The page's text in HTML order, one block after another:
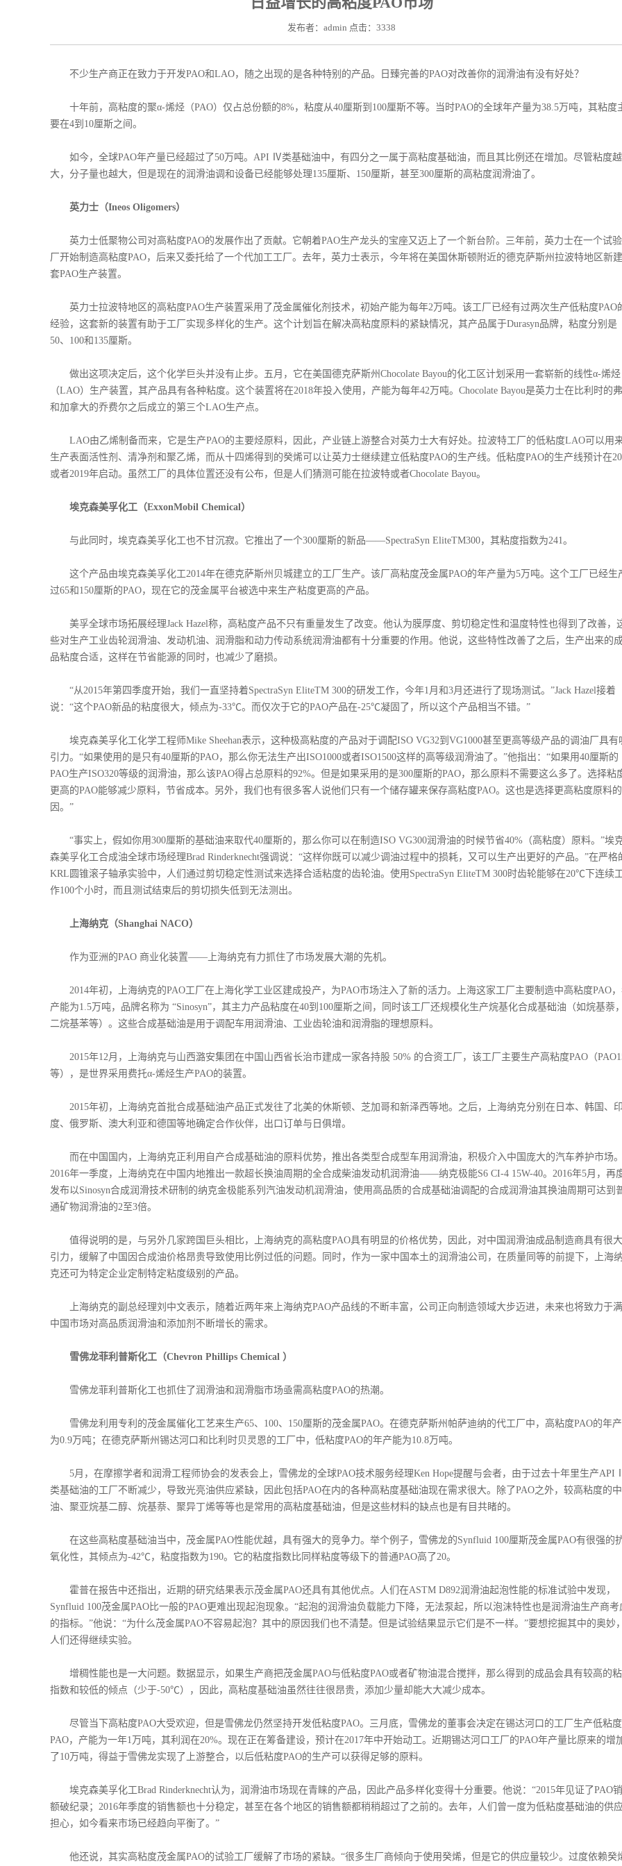
发布者：admin 点击：3338
不少生产商正在致力于开发PAO和LAO，随之出现的是各种特别的产品。日臻完善的PAO对改善你的润滑油有没有好处？
十年前，高粘度的聚α-烯烃（PAO）仅占总份额的8%，粘度从40厘斯到100厘斯不等。当时PAO的全球年产量为38.5万吨，其粘度
要在4到10厘斯之间。
如今，全球PAO年产量已经超过了50万吨。API Ⅳ类基础油中，有四分之一属于高粘度基础油，而且其比例还在增加。尽管粘度越
大，分子量也越大，但是现在的润滑油调和设备已经能够处理135厘斯、150厘斯，甚至300厘斯的高粘度润滑油了。
英力士（Ineos Oligomers）
英力士低聚物公司对高粘度PAO的发展作出了贡献。它朝着PAO生产龙头的宝座又迈上了一个新台阶。三年前，英力士在一个试
厂开始制造高粘度PAO，后来又委托给了一个代加工工厂。去年，英力士表示，今年将在美国休斯顿附近的德克萨斯州拉波特地区新
套PAO生产装置。
英力士拉波特地区的高粘度PAO生产装置采用了茂金属催化剂技术，初始产能为每年2万吨。该工厂已经有过两次生产低粘度PAO
经验，这套新的装置有助于工厂实现多样化的生产。这个计划旨在解决高粘度原料的紧缺情况，其产品属于Durasyn品牌，粘度分别是
50、100和135厘斯。
做出这项决定后，这个化学巨头并没有止步。五月，它在美国德克萨斯州Chocolate Bayou的化工区计划采用一套崭新的线性α-烯烃
（LAO）生产装置，其产品具有各种粘度。这个装置将在2018年投入使用，产能为每年42万吨。Chocolate Bayou是英力士在比利时的
和加拿大的乔费尔之后成立的第三个LAO生产点。
LAO由乙烯制备而来，它是生产PAO的主要烃原料，因此，产业链上游整合对英力士大有好处。拉波特工厂的低粘度LAO可以用
生产表面活性剂、清净剂和聚乙烯，而从十四烯得到的癸烯可以让英力士继续建立低粘度PAO的生产线。低粘度PAO的生产线预计在
或者2019年启动。虽然工厂的具体位置还没有公布，但是人们猜测可能在拉波特或者Chocolate Bayou。
埃克森美孚化工（ExxonMobil Chemical）
与此同时，埃克森美孚化工也不甘沉寂。它推出了一个300厘斯的新品——SpectraSyn EliteTM300，其粘度指数为241。
这个产品由埃克森美孚化工2014年在德克萨斯州贝城建立的工厂生产。该厂高粘度茂金属PAO的年产量为5万吨。这个工厂已经生
过65和150厘斯的PAO，现在它的茂金属平台被选中来生产粘度更高的产品。
美孚全球市场拓展经理Jack Hazel称，高粘度产品不只有重量发生了改变。他认为膜厚度、剪切稳定性和温度特性也得到了改善，
些对生产工业齿轮润滑油、发动机油、润滑脂和动力传动系统润滑油都有十分重要的作用。他说，这些特性改善了之后，生产出来的
品粘度合适，这样在节省能源的同时，也减少了磨损。
“从2015年第四季度开始，我们一直坚持着SpectraSyn EliteTM 300的研发工作，今年1月和3月还进行了现场测试。”Jack Hazel接着
说：“这个PAO新品的粘度很大，倾点为-33℃。而仅次于它的PAO产品在-25℃凝固了，所以这个产品相当不错。”
埃克森美孚化工化学工程师Mike Sheehan表示，这种极高粘度的产品对于调配ISO VG32到VG1000甚至更高等级产品的调油厂具有
引力。“如果使用的是只有40厘斯的PAO，那么你无法生产出ISO1000或者ISO1500这样的高等级润滑油了。”他指出：“如果用40厘斯的
PAO生产ISO320等级的润滑油，那么该PAO得占总原料的92%。但是如果采用的是300厘斯的PAO，那么原料不需要这么多了。选择粘
更高的PAO能够减少原料，节省成本。另外，我们也有很多客人说他们只有一个储存罐来保存高粘度PAO。这也是选择更高粘度原料
因。”
“事实上，假如你用300厘斯的基础油来取代40厘斯的，那么你可以在制造ISO VG300润滑油的时候节省40%（高粘度）原料。”埃
森美孚化工合成油全球市场经理Brad Rinderknecht强调说：“这样你既可以减少调油过程中的损耗，又可以生产出更好的产品。”在严格
KRL圆锥滚子轴承实验中，人们通过剪切稳定性测试来选择合适粘度的齿轮油。使用SpectraSyn EliteTM 300时齿轮能够在20℃下连续
作100个小时，而且测试结束后的剪切损失低到无法测出。
上海纳克（Shanghai NACO）
作为亚洲的PAO 商业化装置——上海纳克有力抓住了市场发展大潮的先机。
2014年初，上海纳克的PAO工厂在上海化学工业区建成投产，为PAO市场注入了新的活力。上海这家工厂主要制造中高粘度PAO
产能为1.5万吨，品牌名称为 “Sinosyn”，其主力产品粘度在40到100厘斯之间，同时该工厂还规模化生产烷基化合成基础油（如烷基萘，
二烷基苯等）。这些合成基础油是用于调配车用润滑油、工业齿轮油和润滑脂的理想原料。
2015年12月，上海纳克与山西潞安集团在中国山西省长治市建成一家各持股 50% 的合资工厂，该工厂主要生产高粘度PAO（
等），是世界采用费托α-烯烃生产PAO的装置。
2015年初，上海纳克首批合成基础油产品正式发往了北美的休斯顿、芝加哥和新泽西等地。之后，上海纳克分别在日本、韩国、印
度、俄罗斯、澳大利亚和德国等地确定合作伙伴，出口订单与日俱增。
而在中国国内，上海纳克正利用自产合成基础油的原料优势，推出各类型合成型车用润滑油，积极介入中国庞大的汽车养护市场。
2016年一季度，上海纳克在中国内地推出一款超长换油周期的全合成柴油发动机润滑油——纳克极能S6 CI-4 15W-40。2016年5月，再
发布以Sinosyn合成润滑技术研制的纳克金极能系列汽油发动机润滑油，使用高品质的合成基础油调配的合成润滑油其换油周期可达到
通矿物润滑油的2至3倍。
值得说明的是，与另外几家跨国巨头相比，上海纳克的高粘度PAO具有明显的价格优势，因此，对中国润滑油成品制造商具有很
引力，缓解了中国因合成油价格昂贵导致使用比例过低的问题。同时，作为一家中国本土的润滑油公司，在质量同等的前提下，上海纳
克还可为特定企业定制特定粘度级别的产品。
上海纳克的副总经理刘中文表示，随着近两年来上海纳克PAO产品线的不断丰富，公司正向制造领域大步迈进，未来也将致力于
中国市场对高品质润滑油和添加剂不断增长的需求。
雪佛龙菲利普斯化工（Chevron Phillips Chemical ）
雪佛龙菲利普斯化工也抓住了润滑油和润滑脂市场亟需高粘度PAO的热潮。
雪佛龙利用专利的茂金属催化工艺来生产65、100、150厘斯的茂金属PAO。在德克萨斯州帕萨迪纳的代工厂中，高粘度PAO的年
为0.9万吨；在德克萨斯州锡达河口和比利时贝灵恩的工厂中，低粘度PAO的年产能为10.8万吨。
5月，在摩擦学者和润滑工程师协会的发表会上，雪佛龙的全球PAO技术服务经理Ken Hope提醒与会者，由于过去十年里生产APIⅠ
类基础油的工厂不断减少，导致光亮油供应紧缺，因此包括PAO在内的各种高粘度基础油现在需求很大。除了PAO之外，较高粘度的
油、聚亚烷基二醇、烷基萘、聚异丁烯等等也是常用的高粘度基础油，但是这些材料的缺点也是有目共睹的。
在这些高粘度基础油当中，茂金属PAO性能优越，具有强大的竞争力。举个例子，雪佛龙的Synfluid 100厘斯茂金属PAO有很强的
氧化性，其倾点为-42℃，粘度指数为190。它的粘度指数比同样粘度等级下的普通PAO高了20。
霍普在报告中还指出，近期的研究结果表示茂金属PAO还具有其他优点。人们在ASTM D892润滑油起泡性能的标准试验中发现，
Synfluid 100茂金属PAO比一般的PAO更难出现起泡现象。“起泡的润滑油负载能力下降，无法泵起，所以泡沫特性也是润滑油生产商考
的指标。”他说：“为什么茂金属PAO不容易起泡？其中的原因我们也不清楚。但是试验结果显示它们是不一样。”要想挖掘其中的奥妙，
人们还得继续实验。
增稠性能也是一大问题。数据显示，如果生产商把茂金属PAO与低粘度PAO或者矿物油混合搅拌，那么得到的成品会具有较高的
指数和较低的倾点（少于-50℃），因此，高粘度基础油虽然往往很昂贵，添加少量却能大大减少成本。
尽管当下高粘度PAO大受欢迎，但是雪佛龙仍然坚持开发低粘度PAO。三月底，雪佛龙的董事会决定在锡达河口的工厂生产低粘度
PAO，产能为一年1万吨，其利润在20%。现在正在筹备建设，预计在2017年中开始动工。近期锡达河口工厂的PAO年产量比原来的增
了10万吨，得益于雪佛龙实现了上游整合，以后低粘度PAO的生产可以获得足够的原料。
埃克森美孚化工Brad Rinderknecht认为，润滑油市场现在青睐的产品，因此产品多样化变得十分重要。他说：“2015年见证了PAO
额破纪录；2016年季度的销售额也十分稳定，甚至在各个地区的销售额都稍稍超过了之前的。去年，人们曾一度为低粘度基础油的供
担心，如今看来市场已经趋向平衡了。”
他还说，其实高粘度茂金属PAO的试验工厂缓解了市场的紧缺。“很多生厂商倾向于使用癸烯，但是它的供应量较少。过度依赖癸